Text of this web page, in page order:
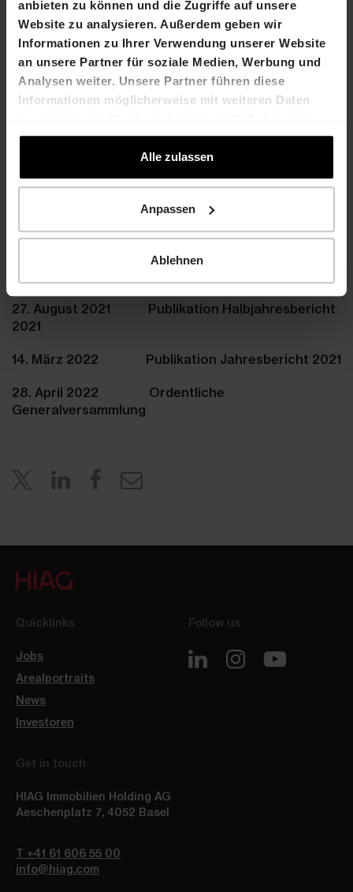
anbieten zu können und die Zugriffe auf unsere
Website zu analysieren. Außerdem geben wir
Informationen zu Ihrer Verwendung unserer Website
an unsere Partner für soziale Medien, Werbung und
Analysen weiter. Unsere Partner führen diese
Informationen möglicherweise mit weiteren Daten
die sie im Rahmen Ihrer Nutzung der Dienste
Alle zulassen
Anpassen
Ablehnen
marco.feusi@hi
ag.com
HIAG Immobilien Holding AG
T +41 61 606 55 00
27. August 2021 Publikation Halbjahresbericht
2021
14. März 2022 Publikation Jahresbericht 2021
28. April 2022 Ordentliche
Generalversammlung
Quicklinks
Jobs
Arealportraits
News
Investoren
Follow us
Get in touch
HIAG Immobilien Holding AG
Aeschenplatz 7, 4052 Basel
T +41 61 606 55 00
info@hiag.com